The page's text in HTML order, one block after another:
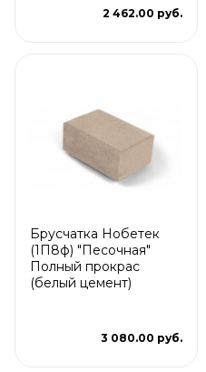
2 462.00 руб.
Брусчатка Нобетек
(1П8ф) "Песочная"
Полный прокрас
(белый цемент)
3 080.00 руб.